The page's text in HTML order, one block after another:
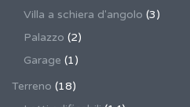
Villa a schiera d'angolo (3)
Palazzo (2)
Garage (1)
Terreno (18)